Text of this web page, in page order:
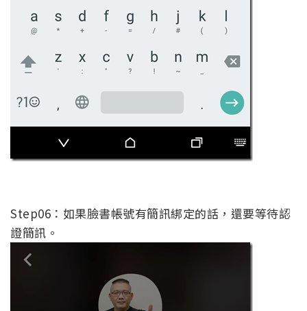
Step06：如果臉書帳號有簡訊綁定的話，還要等待認
證簡訊。